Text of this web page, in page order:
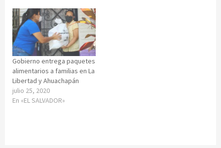
Gobierno entrega paquetes
alimentarios a familias en La
Libertad y Ahuachapán
julio 25, 2020
En «EL SALVADOR»